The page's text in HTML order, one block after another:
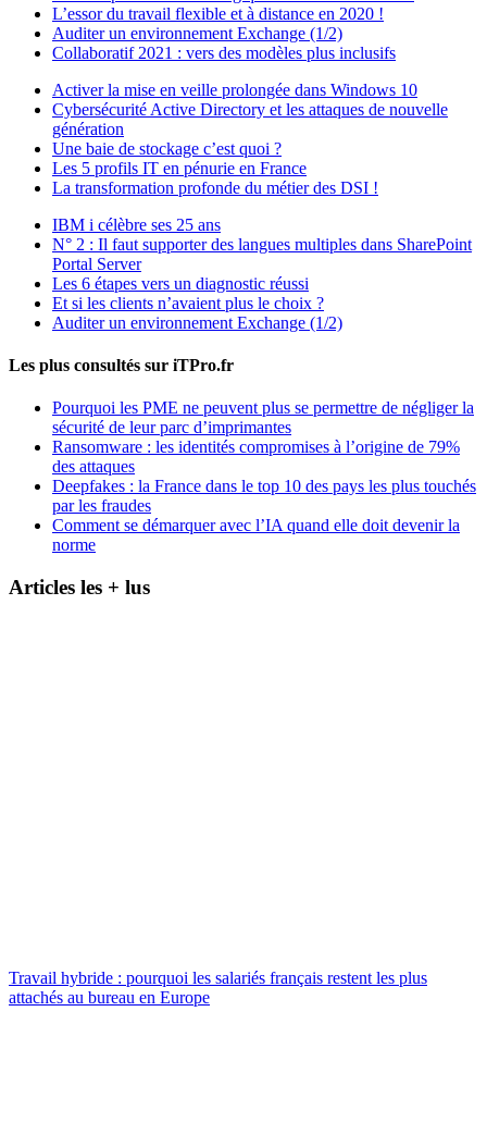
L’essor du travail flexible et à distance en 2020 !
Auditer un environnement Exchange (1/2)
Collaboratif 2021 : vers des modèles plus inclusifs
Activer la mise en veille prolongée dans Windows 10
Cybersécurité Active Directory et les attaques de nouvelle
génération
Une baie de stockage c’est quoi ?
Les 5 profils IT en pénurie en France
La transformation profonde du métier des DSI !
IBM i célèbre ses 25 ans
N° 2 : Il faut supporter des langues multiples dans SharePoint
Portal Server
Les 6 étapes vers un diagnostic réussi
Et si les clients n’avaient plus le choix ?
Auditer un environnement Exchange (1/2)
Les plus consultés sur iTPro.fr
Pourquoi les PME ne peuvent plus se permettre de négliger la
sécurité de leur parc d’imprimantes
Ransomware : les identités compromises à l’origine de 79%
des attaques
Deepfakes : la France dans le top 10 des pays les plus touchés
par les fraudes
Comment se démarquer avec l’IA quand elle doit devenir la
norme
Articles les + lus
Travail hybride : pourquoi les salariés français restent les plus
attachés au bureau en Europe